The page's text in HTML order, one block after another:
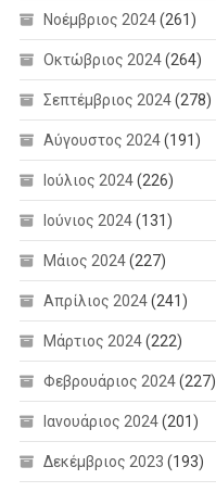
Νοέμβριος 2024(261)
Οκτώβριος 2024(264)
Σεπτέμβριος 2024(278)
Αύγουστος 2024(191)
Ιούλιος 2024(226)
Ιούνιος 2024(131)
Μάιος 2024(227)
Απρίλιος 2024(241)
Μάρτιος 2024(222)
Φεβρουάριος 2024(227)
Ιανουάριος 2024(201)
Δεκέμβριος 2023 (193)